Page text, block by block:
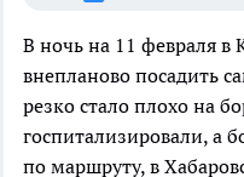
В ночь на 11 февраля в
внепланово посадить
резко стало плохо на
госпитализировали, а
по маршруту, в